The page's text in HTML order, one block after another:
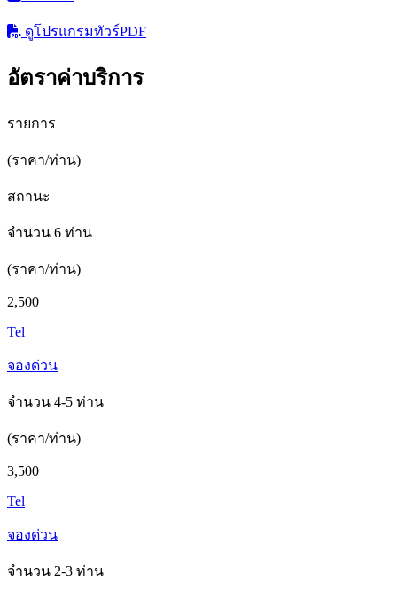
ดูโปรแกรมทัวร์PDF
อัตราค่าบริการ
รายการ
(ราคา/ท่าน)
สถานะ
จำนวน 6 ท่าน
(ราคา/ท่าน)
2,500
Tel
จองด่วน
จำนวน 4-5 ท่าน
(ราคา/ท่าน)
3,500
Tel
จองด่วน
จำนวน 2-3 ท่าน